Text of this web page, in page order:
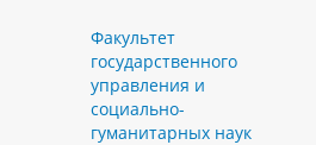
Факультет
государственного
управления и
социально-
гуманитарных наук